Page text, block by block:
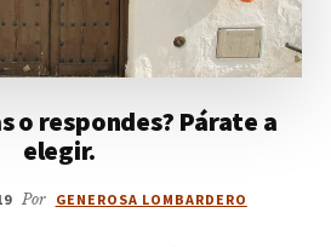
o respondes? Párate a
elegir.
Por GENEROSA LOMBARDERO